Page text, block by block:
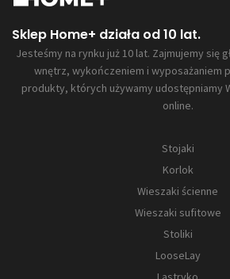
Sklep Home+ działa od 10 lat.
Jesteśmy na rynku już 10 lat. Zajmujemy się
wnętrz, wykończeniem i wyposażaniem
produkty, których używamy udostępniamy
online.
Stojaki
Korlok
Wieszaki ścienne
Wieszaki sufitowe
Stoliki
LooseLay